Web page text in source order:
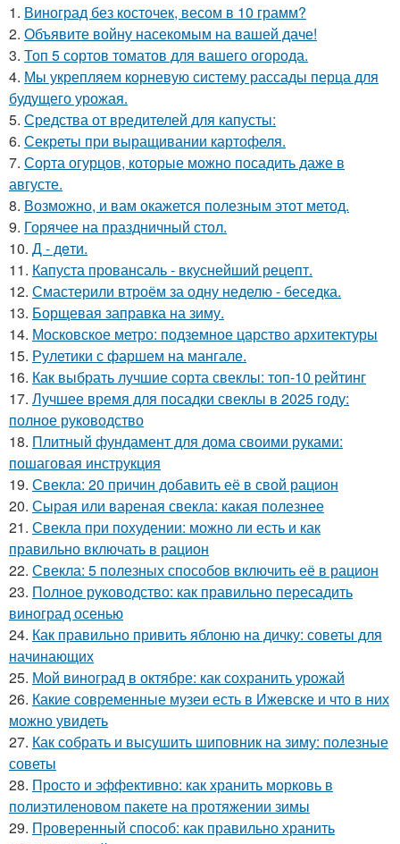
1. Виноград без косточек, весом в 10 грамм?
2. Объявите войну насекомым на вашей даче!
3. Топ 5 сортов томатов для вашего огорода.
4. Мы укрепляем корневую систему рассады перца для
будущего урожая.
5. Средства от вредителей для капусты:
6. Секреты при выращивании картофеля.
7. Сорта огурцов, которые можно посадить даже в
августе.
8. Возможно, и вам окажется полезным этот метод.
9. Горячее на праздничный стол.
10. Д - дeти.
11. Капуста провансаль - вкуснейший рецепт.
12. Смастерили втроём за одну неделю - беседка.
13. Борщевая заправка на зиму.
14. Московское метро: подземное царство архитектуры
15. Рулетики с фаршем на мангале.
16. Как выбрать лучшие сорта свеклы: топ-10 рейтинг
17. Лучшее время для посадки свеклы в 2025 году:
полное руководство
18. Плитный фундамент для дома своими руками:
пошаговая инструкция
19. Свекла: 20 причин добавить её в свой рацион
20. Сырая или вареная свекла: какая полезнее
21. Свекла при похудении: можно ли есть и как
правильно включать в рацион
22. Свекла: 5 полезных способов включить её в рацион
23. Полное руководство: как правильно пересадить
виноград осенью
24. Как правильно привить яблоню на дичку: советы для
начинающих
25. Мой виноград в октябре: как сохранить урожай
26. Какие современные музеи есть в Ижевске и что в них
можно увидеть
27. Как собрать и высушить шиповник на зиму: полезные
советы
28. Просто и эффективно: как хранить морковь в
полиэтиленовом пакете на протяжении зимы
29. Проверенный способ: как правильно хранить